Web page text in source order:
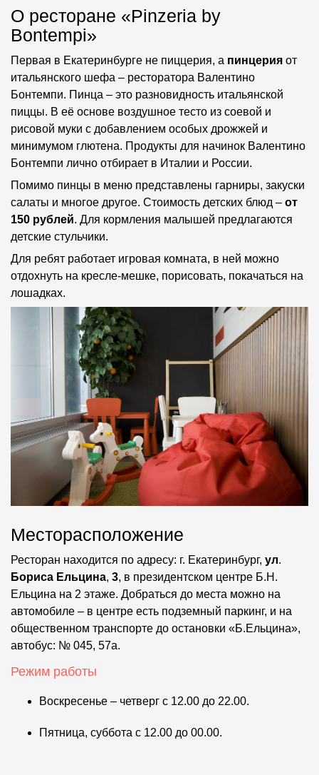
О ресторане «Pinzeria by
Bontempi»
Первая в Екатеринбурге не пиццерия, а пинцерия от
итальянского шефа – ресторатора Валентино
Бонтемпи. Пинца – это разновидность итальянской
пиццы. В её основе воздушное тесто из соевой и
рисовой муки с добавлением особых дрожжей и
минимумом глютена. Продукты для начинок Валентино
Бонтемпи лично отбирает в Италии и России.
Помимо пинцы в меню представлены гарниры, закуски
салаты и многое другое. Стоимость детских блюд – от
150 рублей. Для кормления малышей предлагаются
детские стульчики.
Для ребят работает игровая комната, в ней можно
отдохнуть на кресле-мешке, порисовать, покачаться на
лошадках.
Месторасположение
Ресторан находится по адресу: г. Екатеринбург, ул.
Бориса Ельцина, 3, в президентском центре Б.Н.
Ельцина на 2 этаже. Добраться до места можно на
автомобиле – в центре есть подземный паркинг, и на
общественном транспорте до остановки «Б.Ельцина»,
автобус: № 045, 57а.
Режим работы
Воскресенье – четверг с 12.00 до 22.00.
Пятница, суббота с 12.00 до 00.00.